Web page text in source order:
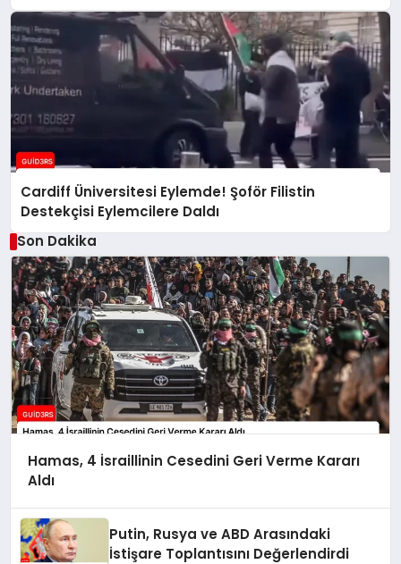
Cardiff Üniversitesi Eylemde! Şoför Filistin
Destekçisi Eylemcilere Daldı
Son Dakika
Hamas, 4 İsraillinin Cesedini Geri Verme Kararı
Aldı
Putin, Rusya ve ABD Arasındaki
İstişare Toplantısını Değerlendirdi